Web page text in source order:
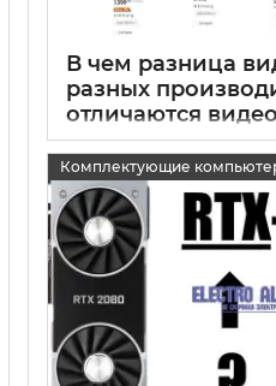
В чем разница
разных
отличаются
Комплектующие